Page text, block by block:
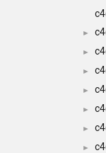
►
►
►
►
►
►
►